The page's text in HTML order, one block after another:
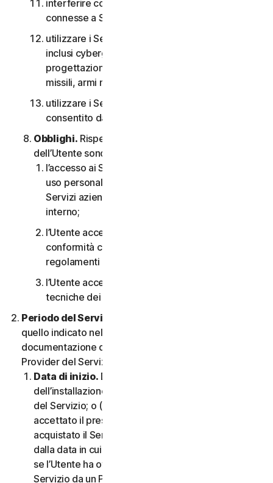
interferire con o interrompere server o reti
connesse a Software o Servizi;
utilizzare i Servizi per qualsiasi scopo militare,
inclusi cyberguerra, sviluppo di armi,
progettazione, fabbricazione o produzione di
missili, armi nucleari, chimiche o biologiche;
utilizzare i Servizi in qualsiasi modo non
consentito dal CLS.
Obblighi. Rispetto all’uso del Servizio, gli obblighi
dell’Utente sono i seguenti:
l’accesso ai Servizi per i consumatori è solo per
uso personale o domestico oppure, nel caso dei
Servizi aziendali, è solo per uso aziendale
interno;
l’Utente accetta di utilizzare i Servizi in
conformità con il CLS e tutte le leggi e i
regolamenti applicabili;
l’Utente accetta di rispettare tutte le limitazioni
tecniche dei Servizi e/o del Software.
Periodo del Servizio.
quello indicato nella Documentazione o nella
documentazione di transazione applicabile dal
Provider del Servizio.
Data di inizio. Dovrà partire (a) dalla data
dell’installazione iniziale del Software o dell’utilizzo
del Servizio; o (b) dalla data in cui l’Utente ha
accettato il presente CLS; o (c) se l’Utente ha
acquistato il Servizio dal nostro negozio online,
dalla data in cui è stato completato l’acquisto; o (d)
se l’Utente ha ottenuto il diritto di utilizzare il
Servizio da un Provider, dalla data stabilita da tale